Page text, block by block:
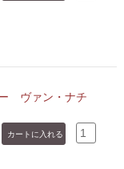
ー ヴァン・ナチ